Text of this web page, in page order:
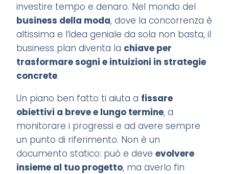
investire tempo e denaro. Nel mondo del
business della moda, dove la concorrenza è
altissima e l’idea geniale da sola non basta, il
business plan diventa la chiave per
trasformare sogni e intuizioni in strategie
concrete.
Un piano ben fatto ti aiuta a fissare
obiettivi a breve e lungo termine, a
monitorare i progressi e ad avere sempre
un punto di riferimento. Non è un
documento statico: può e deveevolvere
insieme al tuo progetto, ma averlo fin